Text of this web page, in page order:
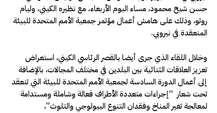
حسن شيخ محمود، مساء اليوم الأربعاء، مع نظيره الكيني، وليام
روتو، وذلك على هامش أعمال مؤتمر جمعية الأمم المتحدة للبيئة
المنعقدة في نيروبي.
وخلال اللقاء الذي جرى أيضا بالقصر الرئاسي الكيني، استعراض
تعزيز العلاقات الثنائية بين البلدين في مختلف المجالات، بالإضافة
إلى أعمال الدورة السادسة لجمعية الأمم المتحدة للبيئة التي تنعقد
تحت شعار “إجراءات متعددة الأطراف فعالة وشاملة ومستدامة
لمعالجة تغير المناخ وفقدان التنوع البيولوجي والتلوث”،